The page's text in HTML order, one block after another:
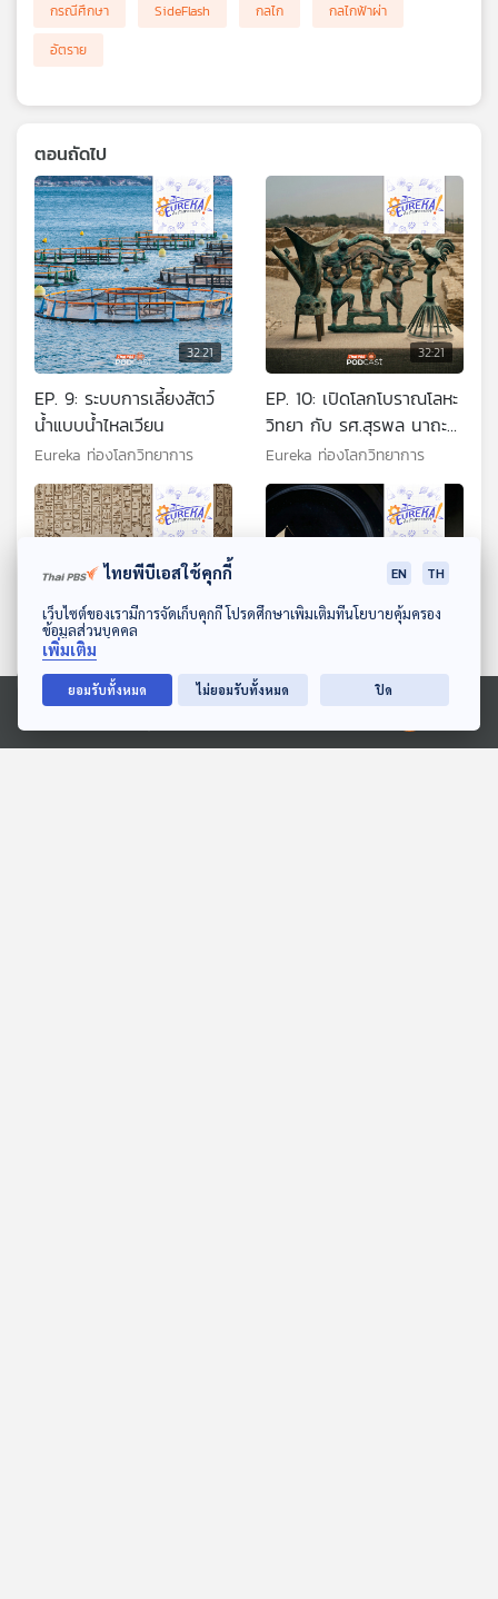
ดาวน์โหลด Thai PBS Podcast Application
Ⓒ 2020 องค์การกระจายเสียงและแพร่ภาพสาธารณะแห่งประเทศไทย
กรณีศึกษา
SideFlash กลไก
กลไกฟ้าผ่า
อัตราย
ตอนถัดไป
32:21
EP. 9: ระบบการเลี้ยงสัตว์
น้ำแบบน้ำไหลเวียน
Eureka ท่องโลกวิทยาการ
32:21
EP. 10: เปิดโลกโบราณโลหะ
วิทยา กับ รศ.สุรพล นาถะ
พินธุ (ตอนที่ 1)
Eureka ท่องโลกวิทยาการ
EP. 11: เปิดโลกโบราณโลหะ
วิทยา กับ รศ.สุรพล นาถะ
EP. 12: Origami : Art,
Design & Engineering
ไทยพีบีเอสใช้คุกกี้ EN TH
เว็บไซต์ของเรามีการจัดเก็บคุกกี้ โปรดศึกษาเพิ่มเติมที่นโยบายคุ้มครอง
ข้อมูลส่วนบุคคล
เพิ่มเติม
ยอมรับทั้งหมด ไม่ยอมรับทั้งหมด ปิด